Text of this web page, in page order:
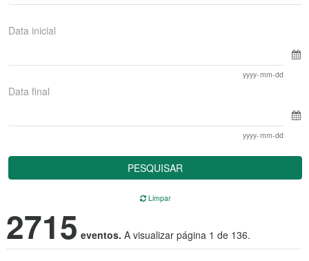
Data inicial
yyyy-mm-dd
Data final
yyyy-mm-dd
PESQUISAR
Limpar
2715 eventos. A visualizar página 1 de 136.